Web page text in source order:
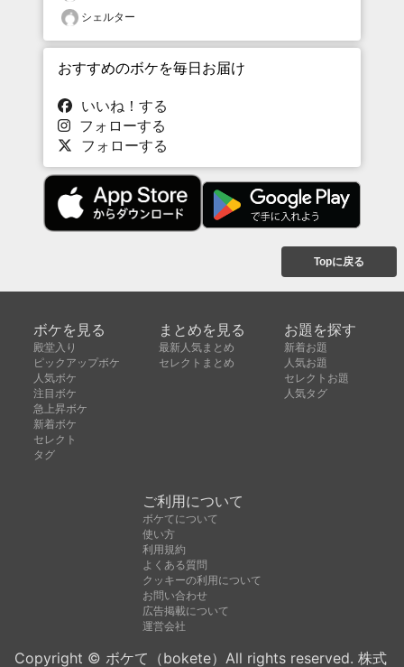
シェルター
おすすめのボケを毎日お届け
いいね！する
フォローする
フォローする
Topに戻る
ボケを見る
殿堂入り
ピックアップボケ
人気ボケ
注目ボケ
急上昇ボケ
新着ボケ
セレクト
タグ
まとめを見る
最新人気まとめ
セレクトまとめ
お題を探す
新着お題
人気お題
セレクトお題
人気タグ
ご利用について
ボケてについて
使い方
利用規約
よくある質問
クッキーの利用について
お問い合わせ
広告掲載について
運営会社
Copyright © ボケて（bokete）All rights reserved. 株式